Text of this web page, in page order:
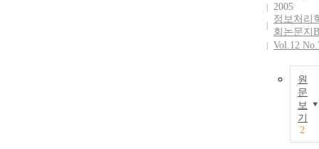
2005
정보처리
회논문지B
Vol.12
원
문
보
기
2